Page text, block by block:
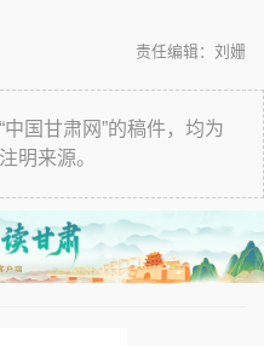
责任编辑：刘姗
国甘肃网”的稿件，均为
明来源。